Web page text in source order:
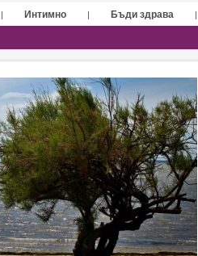
| Интимно | Бъди здрава |